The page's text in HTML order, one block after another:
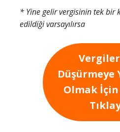
* Yine gelir vergisinin tek bir
edildiği varsayılırsa
Düşürmeye
Olmak